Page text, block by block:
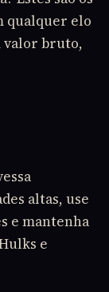
qualquer elo
valor bruto,
altas, use
e mantenha
e